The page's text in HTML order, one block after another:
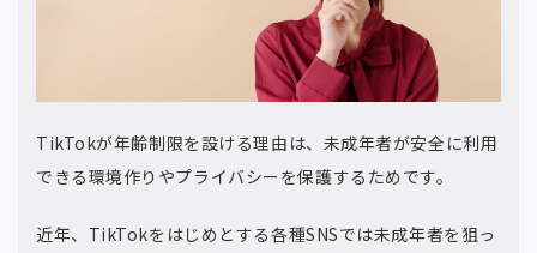
TikTokが年齢制限を設ける理由は、未成年者が安全に利用
できる環境作りやプライバシーを保護するためです。
近年、TikTokをはじめとする各種SNSでは未成年者を狙っ